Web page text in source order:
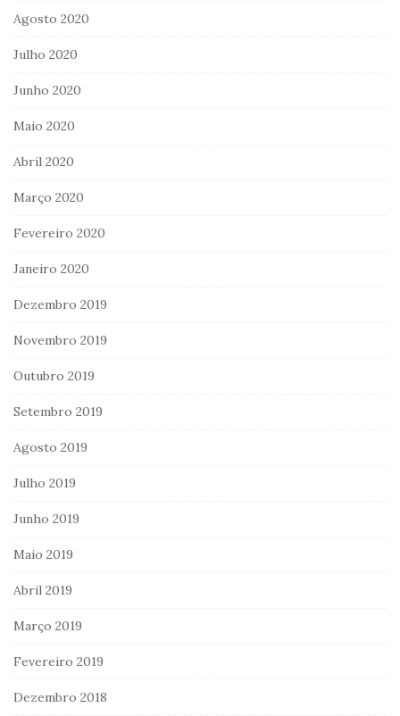
Agosto 2020
Julho 2020
Junho 2020
Maio 2020
Abril 2020
Março 2020
Fevereiro 2020
Janeiro 2020
Dezembro 2019
Novembro 2019
Outubro 2019
Setembro 2019
Agosto 2019
Julho 2019
Junho 2019
Maio 2019
Abril 2019
Março 2019
Fevereiro 2019
Dezembro 2018